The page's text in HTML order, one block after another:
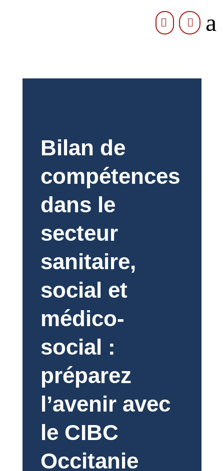
  a
Bilan de
compétences
dans le
secteur
sanitaire,
social et
médico-
social :
préparez
l’avenir avec
le CIBC
Occitanie